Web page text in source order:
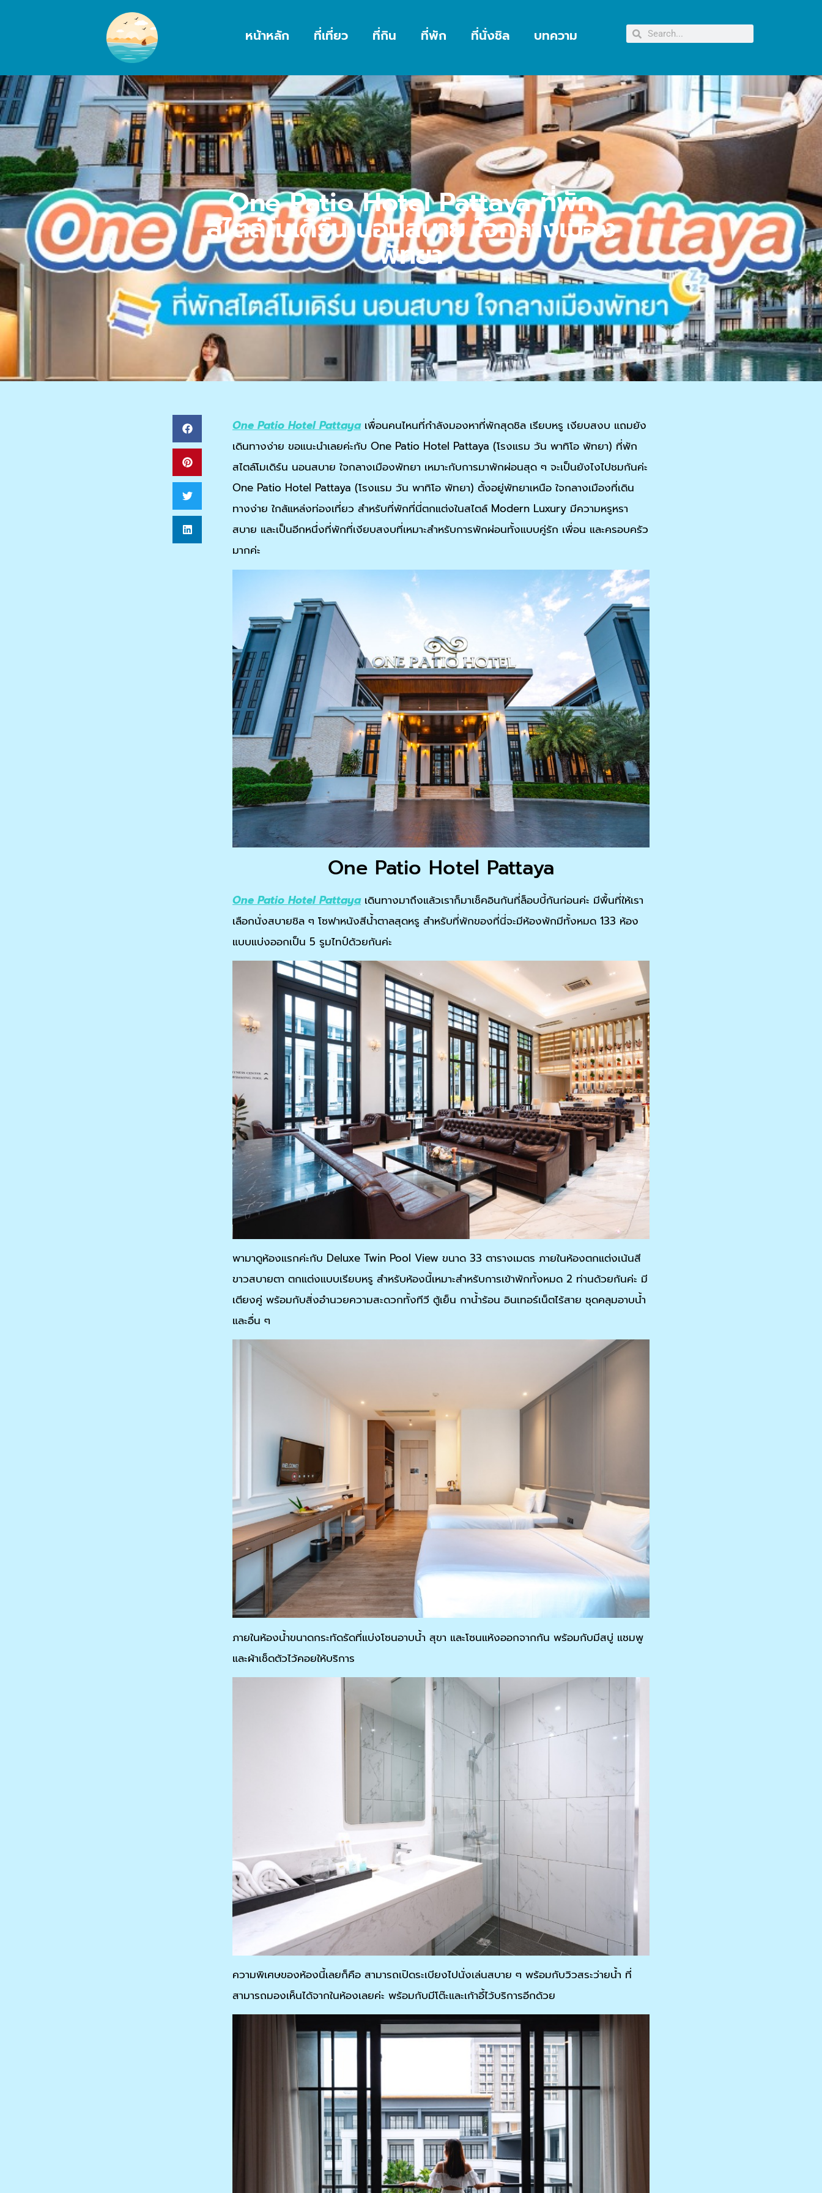
หน้าหลัก ที่เที่ยว ที่กิน ที่พัก ที่นั่งชิล บทความ
One Patio Hotel Pattaya ที่พัก
สไตล์โมเดิร์น นอนสบาย ใจกลางเมือง
พัทยา
One Patio Hotel Pattayaเพื่อนคนไหนที่กำลังมองหาที่พักสุดชิล เรียบหรู เงียบสงบ แถมยัง
เดินทางง่าย ขอแนะนำเลยค่ะกับ One Patio Hotel Pattaya (โรงแรม วัน พาทิโอ พัทยา) ที่พัก
สไตล์โมเดิร์น นอนสบาย ใจกลางเมืองพัทยา เหมาะกับการมาพักผ่อนสุด ๆ จะเป็นยังไงไปชมกันค่ะ
One Patio Hotel Pattaya (โรงแรม วัน พาทิโอ พัทยา) ตั้งอยู่พัทยาเหนือ ใจกลางเมืองที่เดิน
ทางง่าย ใกล้แหล่งท่องเที่ยว สำหรับที่พักที่นี่ตกแต่งในสไตล์ Modern Luxury มีความหรูหรา
สบาย และเป็นอีกหนึ่งที่พักที่เงียบสงบที่เหมาะสำหรับการพักผ่อนทั้งแบบคู่รัก เพื่อน และครอบครัว
มากค่ะ
One Patio Hotel Pattaya
One Patio Hotel Pattayaเดินทางมาถึงแล้วเราก็มาเช็คอินกันที่ล็อบบี้กันก่อนค่ะ มีพื้นที่ให้เรา
เลือกนั่งสบายชิล ๆ โซฟาหนังสีน้ำตาลสุดหรู สำหรับที่พักของที่นี่จะมีห้องพักมีทั้งหมด 133 ห้อง
แบบแบ่งออกเป็น 5 รูมไทป์ด้วยกันค่ะ
พามาดูห้องแรกค่ะกับ Deluxe Twin Pool View ขนาด 33 ตารางเมตร ภายในห้องตกแต่งเน้นสี
ขาวสบายตา ตกแต่งแบบเรียบหรู สำหรับห้องนี้เหมาะสำหรับการเข้าพักทั้งหมด 2 ท่านด้วยกันค่ะ มี
เตียงคู่ พร้อมกับสิ่งอำนวยความสะดวกทั้งทีวี ตู้เย็น กาน้ำร้อน อินเทอร์เน็ตไร้สาย ชุดคลุมอาบน้ำ
และอื่น ๆ
ภายในห้องน้ำขนาดกระทัดรัดที่แบ่งโซนอาบน้ำ สุขา และโซนแห้งออกจากกัน พร้อมกับมีสบู่ แชมพู
และผ้าเช็ดตัวไว้คอยให้บริการ
ความพิเศษของห้องนี้เลยก็คือ สามารถเปิดระเบียงไปนั่งเล่นสบาย ๆ พร้อมกับวิวสระว่ายน้ำ ที่
สามารถมองเห็นได้จากในห้องเลยค่ะ พร้อมกับมีโต๊ะและเก้าอี้ไว้บริการอีกด้วย